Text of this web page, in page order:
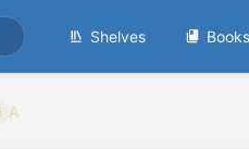
Shelves Books
A